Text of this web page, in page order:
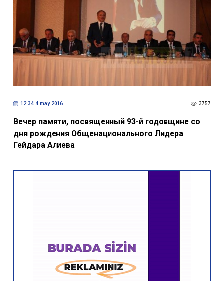
12:34 4 may 2016 3757
Вечер памяти, посвященный 93-й годовщине со
дня рождения Общенационального Лидера
Гейдара Алиева